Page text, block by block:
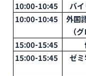
10:00-10:45 バ
10:00-10:45
外国
（
15:00-15:45
15:00-15:45
ゼ